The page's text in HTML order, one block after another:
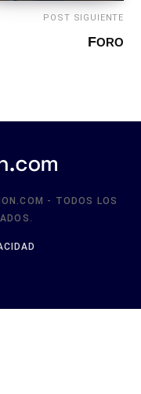
POST SIGUIENTE
FORO
- TODOS LOS